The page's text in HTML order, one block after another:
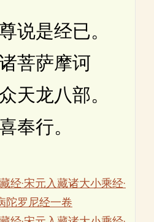
是经已。
菩萨摩诃
天龙八部。
奉行。
经·宋元入藏诸大小乘经·
陀罗尼经一卷